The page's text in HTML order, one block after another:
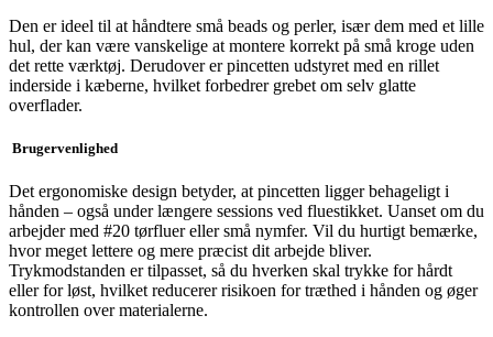
Den er ideel til at håndtere små beads og perler, især dem med et lille
hul, der kan være vanskelige at montere korrekt på små kroge uden
det rette værktøj. Derudover er pincetten udstyret med en rillet
inderside i kæberne, hvilket forbedrer grebet om selv glatte
overflader.
Brugervenlighed
Det ergonomiske design betyder, at pincetten ligger behageligt i
hånden – også under længere sessions ved fluestikket. Uanset om du
arbejder med #20 tørfluer eller små nymfer. Vil du hurtigt bemærke,
hvor meget lettere og mere præcist dit arbejde bliver.
Trykmodstanden er tilpasset, så du hverken skal trykke for hårdt
eller for løst, hvilket reducerer risikoen for træthed i hånden og øger
kontrollen over materialerne.